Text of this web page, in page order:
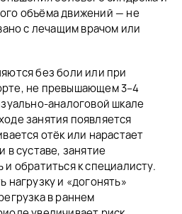
объёма движений — не
с лечащим врачом или
без боли или при
не превышающем 3–4
аналоговой шкале
занятия появляется
отёк или нарастает
в суставе, занятие
обратиться к специалисту.
нагрузку и «догонять»
в раннем